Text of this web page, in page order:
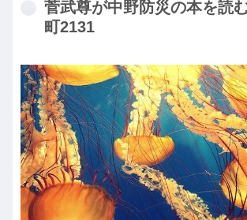
菅武尊が中野防災の本を読
町2131